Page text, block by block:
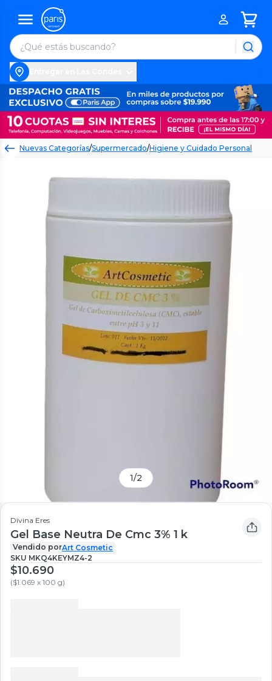
Nuevas Categorías/Supermercado/Higiene y Cuidado Personal
1/2
Divina Eres
Gel Base Neutra De Cmc 3% 1 k
Vendido porArt Cosmetic
SKU MKQ4KEYMZ4-2
$10.690
($1.069 x 100 g)